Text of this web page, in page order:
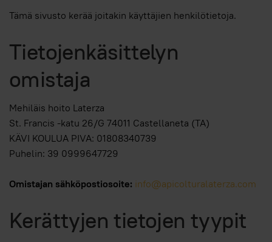
Tämä sivusto kerää joitakin käyttäjien henkilötietoja.
Tietojenkäsittelyn
omistaja
Mehiläis hoito Laterza
St. Francis -katu 26/G 74011 Castellaneta (TA)
KÄVI KOULUA PIVA: 01808340739
Puhelin: 39 0999647729
Omistajan sähköpostiosoite: info@apicolturalaterza.com
Kerättyjen tietojen tyypit